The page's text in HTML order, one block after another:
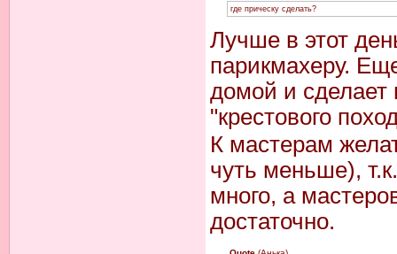
где прическу сделать?
Лучше в этот
парикмахеру.
домой и
"крестового
К мастерам
чуть меньше),
много, а
достаточно.